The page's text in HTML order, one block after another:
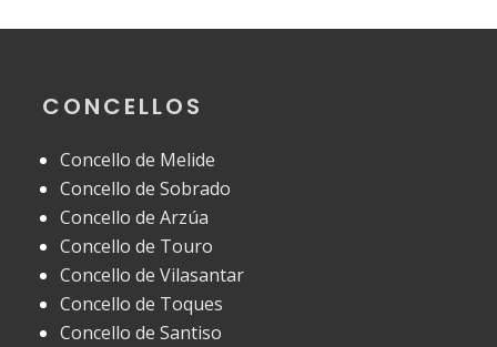
CONCELLOS
Concello de Melide
Concello de Sobrado
Concello de Arzúa
Concello de Touro
Concello de Vilasantar
Concello de Toques
Concello de Santiso